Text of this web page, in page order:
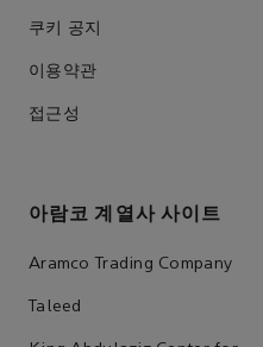
쿠키 공지
이용약관
접근성
아람코 계열사 사이트
Aramco Trading Company
Taleed